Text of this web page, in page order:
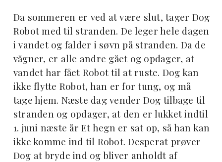
Da sommeren er ved at være slut, tager Dog
Robot med til stranden. De leger hele dagen
i vandet og falder i søvn på stranden. Da de
vågner, er alle andre gået og opdager, at
vandet har fået Robot til at ruste. Dog kan
ikke flytte Robot, han er for tung, og må
tage hjem. Næste dag vender Dog tilbage til
stranden og opdager, at den er lukket indtil
1. juni næste år Et hegn er sat op, så han kan
ikke komme ind til Robot. Desperat prøver
Dog at bryde ind og bliver anholdt af